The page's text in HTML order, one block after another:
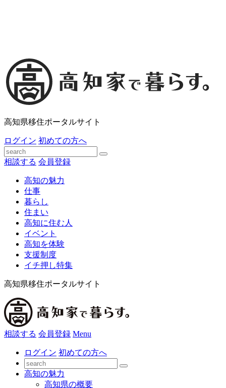
高知県移住ポータルサイト
ログイン 初めての方へ
相談する 会員登録
高知の魅力
仕事
暮らし
住まい
高知に住む人
イベント
高知を体験
支援制度
イチ押し特集
高知県移住ポータルサイト
相談する 会員登録 Menu
ログイン 初めての方へ
高知の魅力
高知県の概要